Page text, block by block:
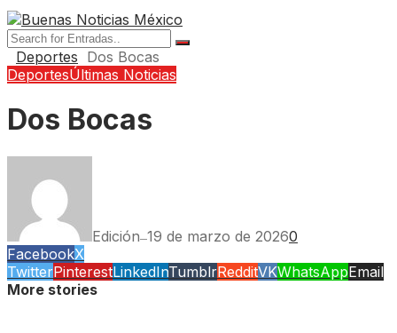
Deportes Dos Bocas
DeportesÚltimas Noticias
Dos Bocas
Edición—19 de marzo de 20260
FacebookX
TwitterPinterestLinkedInTumblrRedditVKWhatsAppEmail
More stories